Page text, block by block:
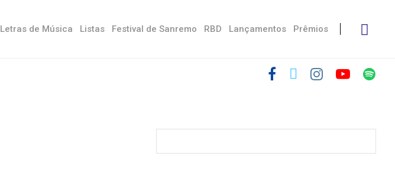
Letras de Música Listas Festival de Sanremo RBD Lançamentos Prêmios